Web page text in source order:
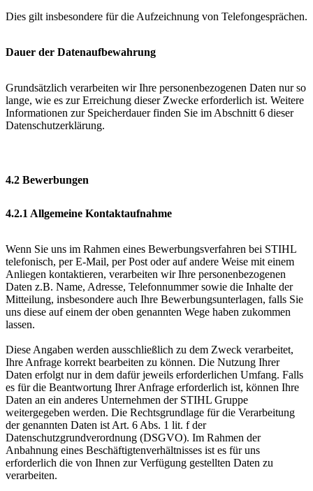
Dies gilt insbesondere für die Aufzeichnung von Telefongesprächen.
Dauer der Datenaufbewahrung
Grundsätzlich verarbeiten wir Ihre personenbezogenen Daten nur so
lange, wie es zur Erreichung dieser Zwecke erforderlich ist. Weitere
Informationen zur Speicherdauer finden Sie im Abschnitt 6 dieser
Datenschutzerklärung.
4.2 Bewerbungen
4.2.1 Allgemeine Kontaktaufnahme
Wenn Sie uns im Rahmen eines Bewerbungsverfahren bei STIHL
telefonisch, per E-Mail, per Post oder auf andere Weise mit einem
Anliegen kontaktieren, verarbeiten wir Ihre personenbezogenen
Daten z.B. Name, Adresse, Telefonnummer sowie die Inhalte der
Mitteilung, insbesondere auch Ihre Bewerbungsunterlagen, falls Sie
uns diese auf einem der oben genannten Wege haben zukommen
lassen.
Diese Angaben werden ausschließlich zu dem Zweck verarbeitet,
Ihre Anfrage korrekt bearbeiten zu können. Die Nutzung Ihrer
Daten erfolgt nur in dem dafür jeweils erforderlichen Umfang. Falls
es für die Beantwortung Ihrer Anfrage erforderlich ist, können Ihre
Daten an ein anderes Unternehmen der STIHL Gruppe
weitergegeben werden. Die Rechtsgrundlage für die Verarbeitung
der genannten Daten ist Art. 6 Abs. 1 lit. f der
Datenschutzgrundverordnung (DSGVO). Im Rahmen der
Anbahnung eines Beschäftigtenverhältnisses ist es für uns
erforderlich die von Ihnen zur Verfügung gestellten Daten zu
verarbeiten.